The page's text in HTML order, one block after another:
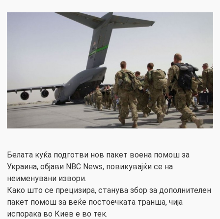
Белата куќа подготви нов пакет воена помош за
Украина, објави NBC News, повикувајќи се на
неименувани извори.
Како што се прецизира, станува збор за дополнителен
пакет помош за веќе постоечката транша, чија
испорака во Киев е во тек.